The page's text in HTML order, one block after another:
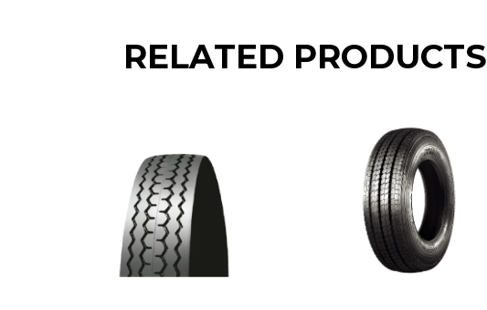
RELATED PRODUCTS